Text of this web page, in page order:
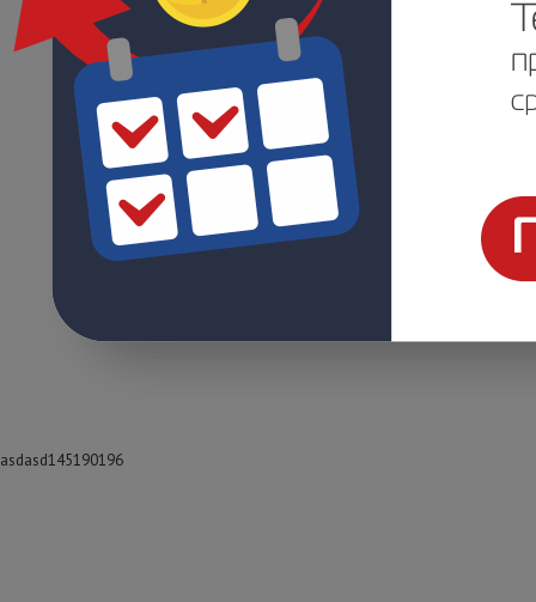
asdasd145190196